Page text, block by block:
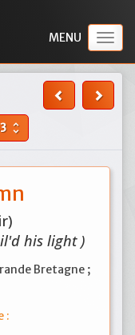
unfold_more
his light )
Bretagne ;
: